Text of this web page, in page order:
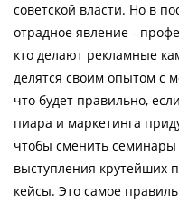
советской власти. Но в
отрадное явление -
кто делают рекламные
делятся своим опытом с
что будет правильно,
пиара и маркетинга
чтобы сменить
выступления крутейших
кейсы. Это самое